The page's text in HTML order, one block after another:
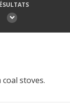
stoves.